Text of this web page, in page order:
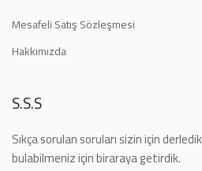
Mesafeli Satış Sözleşmesi
Hakkımızda
S.S.S
Sıkça sorulan soruları sizin için
bulabilmeniz için biraraya getirdik.